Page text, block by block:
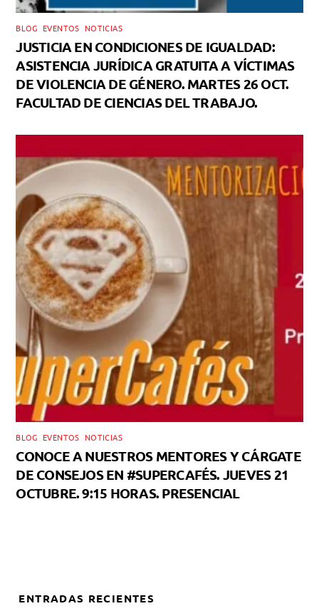
BLOG EVENTOS NOTICIAS
JUSTICIA EN CONDICIONES DE IGUALDAD:
ASISTENCIA JURÍDICA GRATUITA A VÍCTIMAS
DE VIOLENCIA DE GÉNERO. MARTES 26 OCT.
FACULTAD DE CIENCIAS DEL TRABAJO.
BLOG EVENTOS NOTICIAS
CONOCE A NUESTROS MENTORES Y CÁRGATE
DE CONSEJOS EN #SUPERCAFÉS. JUEVES 21
OCTUBRE. 9:15 HORAS. PRESENCIAL
ENTRADAS RECIENTES